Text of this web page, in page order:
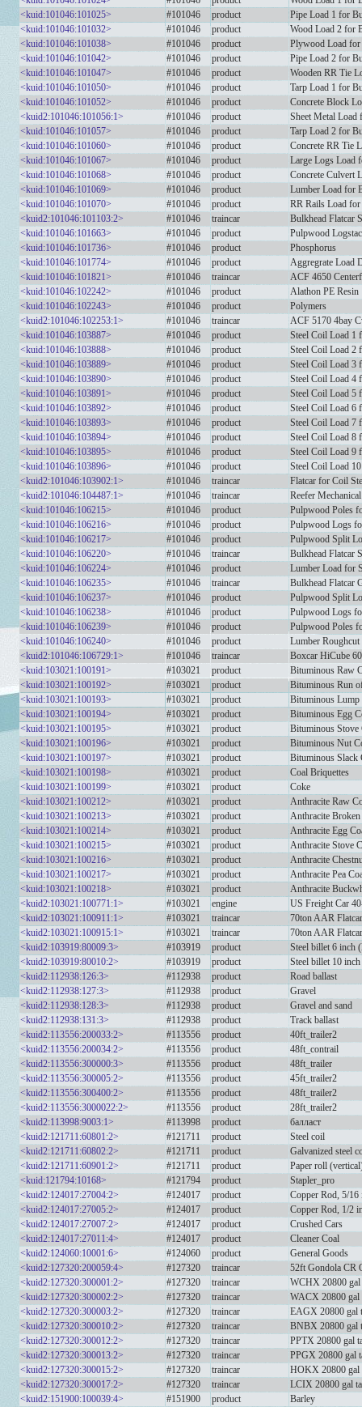
<kuid:101046:101025>
#101046 product
Pipe Load 1 for
<kuid:101046:101032>
#101046 product
Wood Load 2 for
<kuid:101046:101038>
#101046 product
Plywood Load for
<kuid:101046:101042>
#101046 product
Pipe Load 2 for
<kuid:101046:101047>
#101046 product
Wooden RR Tie
<kuid:101046:101050>
#101046 product
Tarp Load 1 for
<kuid:101046:101052>
#101046 product
Concrete Block
<kuid2:101046:101056:1>
#101046 product
Sheet Metal Load
<kuid:101046:101057>
#101046 product
Tarp Load 2 for
<kuid:101046:101060>
#101046 product
Concrete RR Tie
<kuid:101046:101067>
#101046 product
Large Logs Load
<kuid:101046:101068>
#101046 product
Concrete Culvert
<kuid:101046:101069>
#101046 product
Lumber Load for
<kuid:101046:101070>
#101046 product
RR Rails Load
<kuid2:101046:101103:2>
#101046 traincar
Bulkhead Flatcar
<kuid:101046:101663>
#101046 product
Pulpwood
<kuid:101046:101736>
#101046 product
Phosphorus
<kuid:101046:101774>
#101046 product
Aggregrate Load
<kuid:101046:101821>
#101046 traincar
ACF 4650
<kuid:101046:102242>
#101046 product
Alathon PE Resin
<kuid:101046:102243>
#101046 product
Polymers
<kuid2:101046:102253:1>
#101046 traincar
ACF 5170 4bay
<kuid:101046:103887>
#101046 product
Steel Coil Load 1
<kuid:101046:103888>
#101046 product
Steel Coil Load 2
<kuid:101046:103889>
#101046 product
Steel Coil Load 3
<kuid:101046:103890>
#101046 product
Steel Coil Load 4
<kuid:101046:103891>
#101046 product
Steel Coil Load 5
<kuid:101046:103892>
#101046 product
Steel Coil Load 6
<kuid:101046:103893>
#101046 product
Steel Coil Load 7
<kuid:101046:103894>
#101046 product
Steel Coil Load 8
<kuid:101046:103895>
#101046 product
Steel Coil Load 9
<kuid:101046:103896>
#101046 product
Steel Coil Load
<kuid2:101046:103902:1>
#101046 traincar
Flatcar for Coil
<kuid2:101046:104487:1>
#101046 traincar
Reefer
<kuid:101046:106215>
#101046 product
Pulpwood Poles
<kuid:101046:106216>
#101046 product
Pulpwood Logs
<kuid:101046:106217>
#101046 product
Pulpwood Split
<kuid:101046:106220>
#101046 traincar
Bulkhead Flatcar
<kuid:101046:106224>
#101046 product
Lumber Load for
<kuid:101046:106235>
#101046 traincar
Bulkhead Flatcar
<kuid:101046:106237>
#101046 product
Pulpwood Split
<kuid:101046:106238>
#101046 product
Pulpwood Logs
<kuid:101046:106239>
#101046 product
Pulpwood Poles
<kuid:101046:106240>
#101046 product
Lumber
<kuid2:101046:106729:1>
#101046 traincar
Boxcar HiCube
<kuid:103021:100191>
#103021 product
Bituminous Raw
<kuid:103021:100192>
#103021 product
Bituminous Run
<kuid:103021:100193>
#103021 product
Bituminous Lump
<kuid:103021:100194>
#103021 product
Bituminous Egg
<kuid:103021:100195>
#103021 product
Bituminous Stove
<kuid:103021:100196>
#103021 product
Bituminous Nut
<kuid:103021:100197>
#103021 product
Bituminous Slack
<kuid:103021:100198>
#103021 product
Coal Briquettes
<kuid:103021:100199>
#103021 product
Coke
<kuid:103021:100212>
#103021 product
Anthracite Raw
<kuid:103021:100213>
#103021 product
Anthracite
<kuid:103021:100214>
#103021 product
Anthracite Egg
<kuid:103021:100215>
#103021 product
Anthracite Stove
<kuid:103021:100216>
#103021 product
Anthracite
<kuid:103021:100217>
#103021 product
Anthracite Pea
<kuid:103021:100218>
#103021 product
Anthracite
<kuid2:103021:100771:1>
#103021 engine
US Freight Car
<kuid2:103021:100911:1>
#103021 traincar
70ton AAR
<kuid2:103021:100915:1>
#103021 traincar
70ton AAR
<kuid2:103919:80009:3>
#103919 product
Steel billet 6 inch
<kuid2:103919:80010:2>
#103919 product
Steel billet 10
<kuid2:112938:126:3>
#112938 product
Road ballast
<kuid2:112938:127:3>
#112938 product
Gravel
<kuid2:112938:128:3>
#112938 product
Gravel and sand
<kuid2:112938:131:3>
#112938 product
Track ballast
<kuid2:113556:200033:2>
#113556 product
40ft_trailer2
<kuid2:113556:200034:2>
#113556 product
48ft_contrail
<kuid2:113556:300000:3>
#113556 product
48ft_trailer
<kuid2:113556:300005:2>
#113556 product
45ft_trailer2
<kuid2:113556:300400:2>
#113556 product
48ft_trailer2
<kuid2:113556:3000022:2>
#113556 product
28ft_trailer2
<kuid2:113998:9003:1>
#113998 product
балласт
<kuid2:121711:60801:2>
#121711 product
Steel coil
<kuid2:121711:60802:2>
#121711 product
Galvanized steel
<kuid2:121711:60901:2>
#121711 product
Paper roll
<kuid:121794:10168>
#121794 product
Stapler_pro
<kuid2:124017:27004:2>
#124017 product
Copper Rod, 5/16
<kuid2:124017:27005:2>
#124017 product
Copper Rod, 1/2
<kuid2:124017:27007:2>
#124017 product
Crushed Cars
<kuid2:124017:27011:4>
#124017 product
Cleaner Coal
<kuid2:124060:10001:6>
#124060 product
General Goods
<kuid2:127320:200059:4>
#127320 traincar
52ft Gondola CR
<kuid2:127320:300001:2>
#127320 traincar
WCHX 20800 gal
<kuid2:127320:300002:2>
#127320 traincar
WACX 20800 gal
<kuid2:127320:300003:2>
#127320 traincar
EAGX 20800 gal
<kuid2:127320:300010:2>
#127320 traincar
BNBX 20800 gal
<kuid2:127320:300012:2>
#127320 traincar
PPTX 20800 gal
<kuid2:127320:300013:2>
#127320 traincar
PPGX 20800 gal
<kuid2:127320:300015:2>
#127320 traincar
HOKX 20800 gal
<kuid2:127320:300017:2>
#127320 traincar
LCIX 20800 gal
<kuid2:151900:100039:4>
#151900 product
Barley